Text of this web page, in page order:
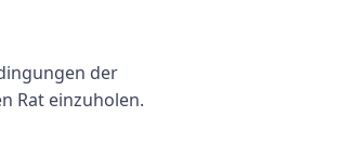
der
Rat einzuholen.